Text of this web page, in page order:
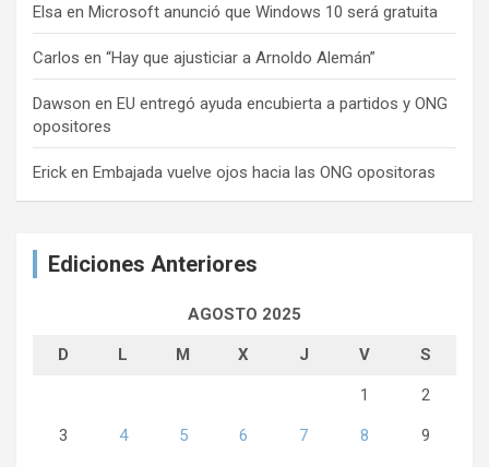
Elsa en Microsoft anunció que Windows 10 será gratuita
Carlos en “Hay que ajusticiar a Arnoldo Alemán”
Dawson en EU entregó ayuda encubierta a partidos y ONG
opositores
Erick en Embajada vuelve ojos hacia las ONG opositoras
Ediciones Anteriores
AGOSTO 2025
D L M X J V S
1 2
3 4 5 6 7 8 9